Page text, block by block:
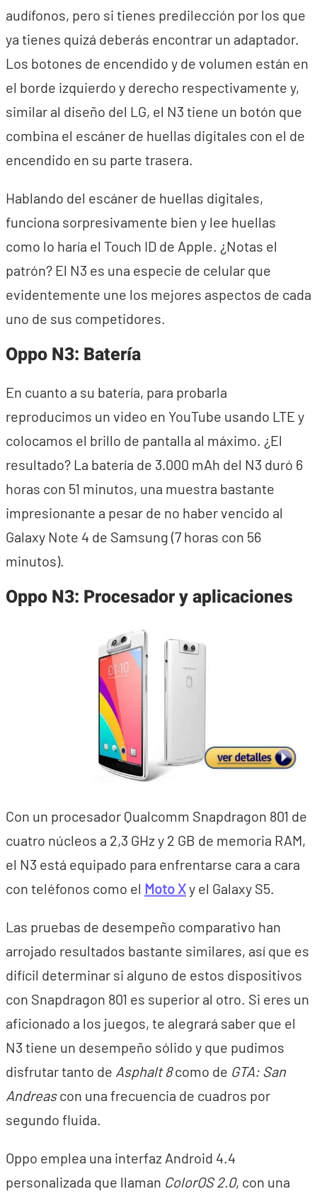
audífonos, pero si tienes predilección por los que
ya tienes quizá deberás encontrar un adaptador.
Los botones de encendido y de volumen están en
el borde izquierdo y derecho respectivamente y,
similar al diseño del LG, el N3 tiene un botón que
combina el escáner de huellas digitales con el de
encendido en su parte trasera.
Hablando del escáner de huellas digitales,
funciona sorpresivamente bien y lee huellas
como lo haría el Touch ID de Apple. ¿Notas el
patrón? El N3 es una especie de celular que
evidentemente une los mejores aspectos de cada
uno de sus competidores.
Oppo N3: Batería
En cuanto a su batería, para probarla
reproducimos un video en YouTube usando LTE y
colocamos el brillo de pantalla al máximo. ¿El
resultado? La batería de 3.000 mAh del N3 duró 6
horas con 51 minutos, una muestra bastante
impresionante a pesar de no haber vencido al
Galaxy Note 4 de Samsung (7 horas con 56
minutos).
Oppo N3: Procesador y aplicaciones
Con un procesador Qualcomm Snapdragon 801 de
cuatro núcleos a 2,3 GHz y 2 GB de memoria RAM,
el N3 está equipado para enfrentarse cara a cara
con teléfonos como el Moto Xy el Galaxy S5.
Las pruebas de desempeño comparativo han
arrojado resultados bastante similares, así que es
difícil determinar si alguno de estos dispositivos
con Snapdragon 801 es superior al otro. Si eres un
aficionado a los juegos, te alegrará saber que el
N3 tiene un desempeño sólido y que pudimos
disfrutar tanto de Asphalt 8como de GTA: San
Andreascon una frecuencia de cuadros por
segundo fluida.
Oppo emplea una interfaz Android 4.4
personalizada que llaman ColorOS 2.0, con una